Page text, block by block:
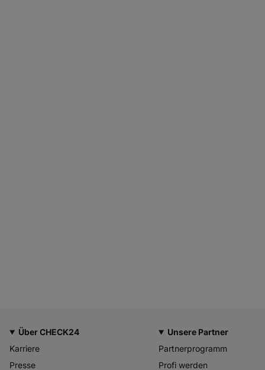
Über CHECK24
Karriere
Presse
Unsere Partner
Partnerprogramm
Profi werden